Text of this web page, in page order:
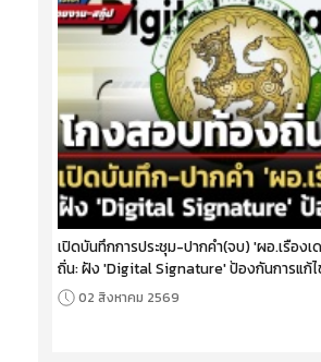
เปิดบันทึกการประชุม-ปากคำ(จบ) 'ผอ.เรือง
ถิ่น: ฝัง 'Digital Signature' ป้องกันการแก้
02 สิงหาคม 2569